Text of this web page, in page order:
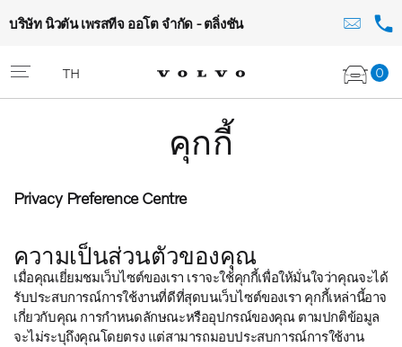
บริษัท นิวตัน เพรสทีจ ออโต จำกัด - ตลิ่งชัน
0
TH
คุกกี้
Privacy Preference Centre
ความเป็นส่วนตัวของคุณ
เมื่อคุณเยี่ยมชมเว็บไซต์ของเรา เราจะใช้คุกกี้เพื่อให้มั่นใจว่าคุณจะได้
รับประสบการณ์การใช้งานที่ดีที่สุดบนเว็บไซต์ของเรา คุกกี้เหล่านี้อาจ
เกี่ยวกับคุณ การกำหนดลักษณะหรืออุปกรณ์ของคุณ ตามปกติข้อมูล
จะไม่ระบุถึงคุณโดยตรง แต่สามารถมอบประสบการณ์การใช้งาน